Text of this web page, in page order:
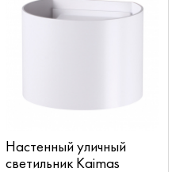
Настенный уличный
светильник Kaimas